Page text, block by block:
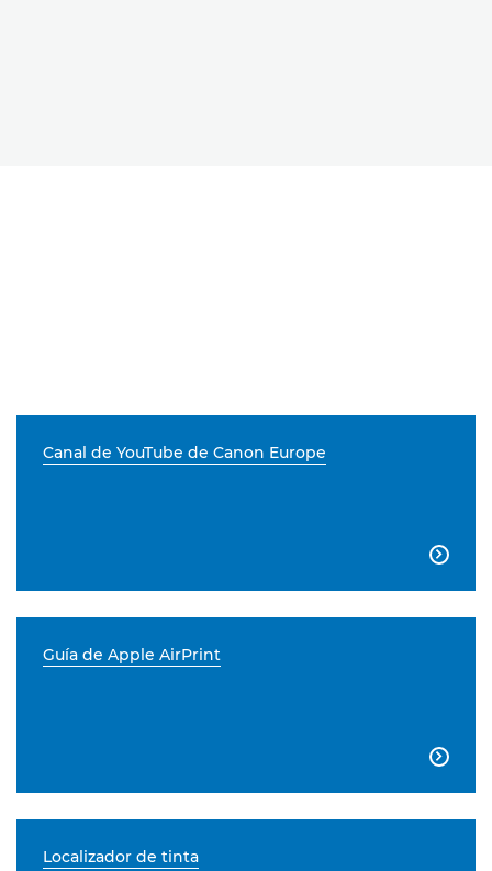
Canal de YouTube de Canon Europe

Guía de Apple AirPrint

Localizador de tinta